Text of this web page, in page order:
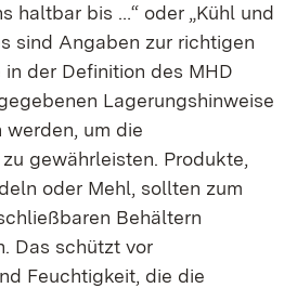
haltbar bis …“ oder „Kühl und
sind Angaben zur richtigen
der Definition des MHD
Lagerungshinweise
um die
gewährleisten. Produkte,
oder Mehl, sollten zum
Behältern
Das schützt vor
Feuchtigkeit, die die